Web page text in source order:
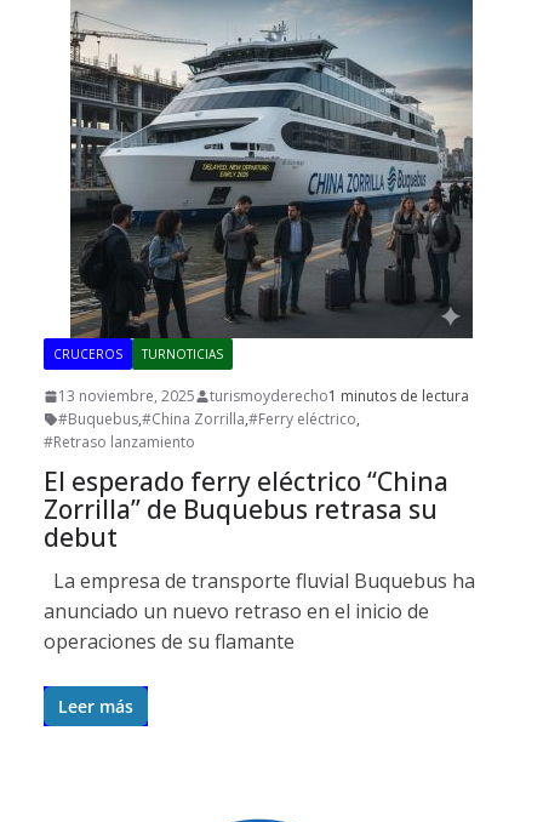
CRUCEROS TURNOTICIAS
13 noviembre, 2025 turismoyderecho1 minutos de lectura
#Buquebus,#China Zorrilla,#Ferry eléctrico,
#Retraso lanzamiento
El esperado ferry eléctrico “China
Zorrilla” de Buquebus retrasa su
debut
La empresa de transporte fluvial Buquebus ha
anunciado un nuevo retraso en el inicio de
operaciones de su flamante
Leer más